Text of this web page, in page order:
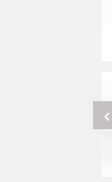
chevron_left